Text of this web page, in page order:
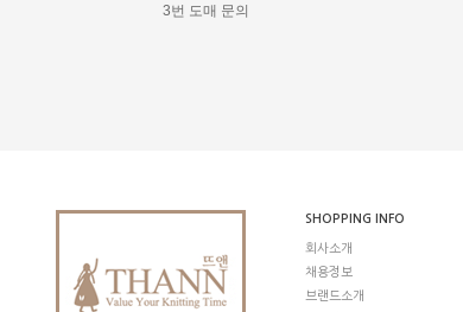
3번 도매 문의
SHOPPING INFO
회사소개
채용정보
브랜드소개